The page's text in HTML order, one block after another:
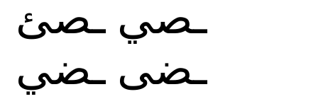
ـصي ـصئ
ـضى ـضي